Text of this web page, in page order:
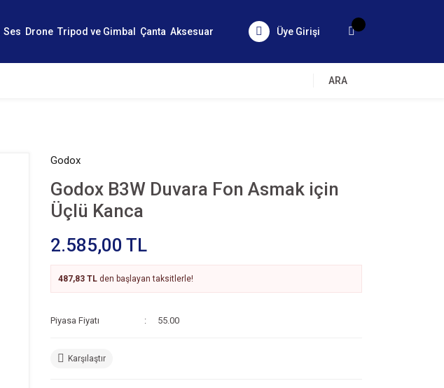
Ses Drone Tripod ve Gimbal Çanta Aksesuar Üye Girişi
ARA
Godox
Godox B3W Duvara Fon Asmak için
Üçlü Kanca
2.585,00 TL
487,83 TL den başlayan taksitlerle!
Piyasa Fiyatı 55.00
Karşılaştır